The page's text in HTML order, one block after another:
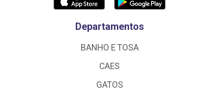
Departamentos
BANHO E TOSA
CAES
GATOS